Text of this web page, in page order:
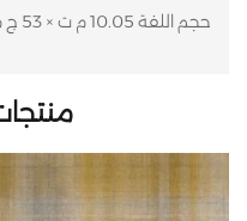
حجم اللفة 10.05 م ت × 53 ج م -ألمانيا